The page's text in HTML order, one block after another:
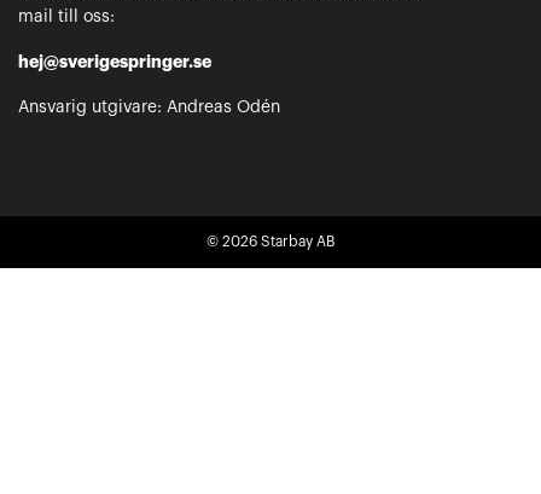
mail till oss:
hej@sverigespringer.se
Ansvarig utgivare: Andreas Odén
© 2026 Starbay AB